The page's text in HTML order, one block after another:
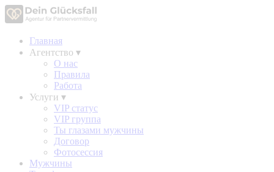
Главная
Агентство ▾
О нас
Правила
Работа
Услуги ▾
VIP статус
VIP группа
Ты глазами мужчины
Договор
Фотосессия
Мужчины